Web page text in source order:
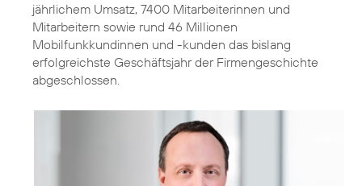
jährlichem Umsatz, 7400 Mitarbeiterinnen und
Mitarbeitern sowie rund 46 Millionen
Mobilfunkkundinnen und -kunden das bislang
erfolgreichste Geschäftsjahr der Firmengeschichte
abgeschlossen.